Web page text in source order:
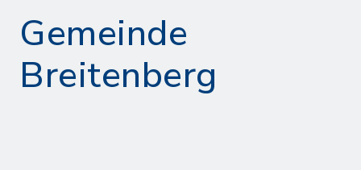
Gemeinde
Breitenberg